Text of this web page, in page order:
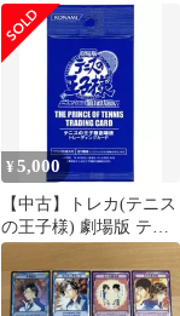
公式ルールブック ほか
¥5,000
【中古】トレカ(テニス
の王子様) 劇場版 テニ
スの王子様 二人のサム
ライ The First Game ト
レーディングカード